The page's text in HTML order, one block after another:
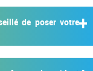
de poser votre